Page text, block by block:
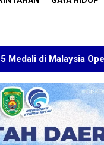
Open 2026